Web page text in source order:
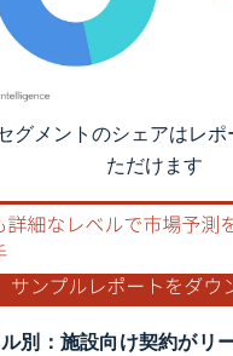
Intelligence。再利用にはCC BY
グメントのシェアはレ
ただけます
別：施設向け契約がリ